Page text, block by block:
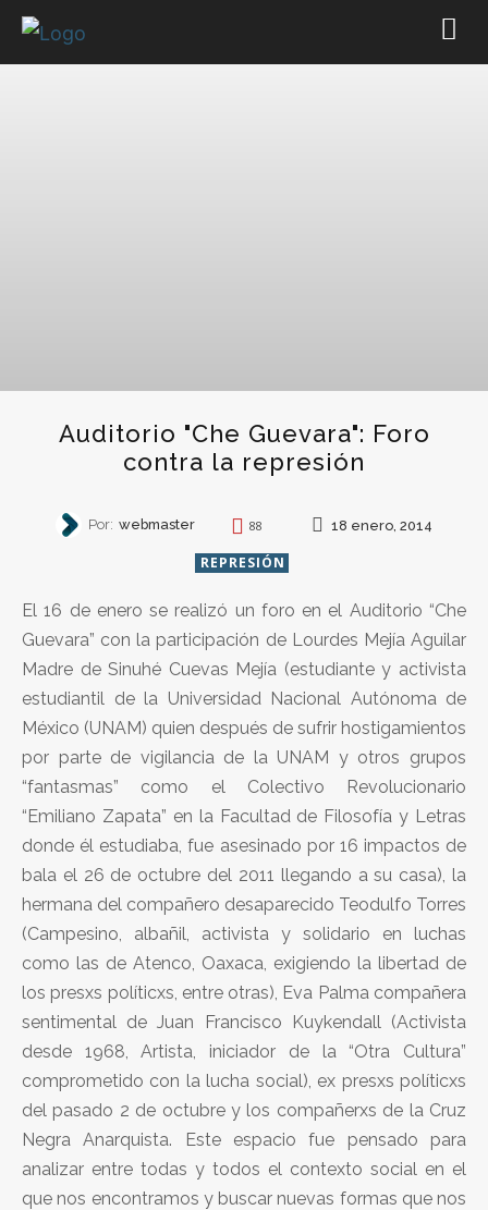
Auditorio "Che Guevara": Foro
contra la represión
Por: webmaster 88 18 enero, 2014
REPRESIÓN
El 16 de enero se realizó un foro en el Auditorio “Che
Guevara” con la participación de Lourdes Mejía Aguilar
Madre de Sinuhé Cuevas Mejía (estudiante y activista
estudiantil de la Universidad Nacional Autónoma de
México (UNAM) quien después de sufrir hostigamientos
por parte de vigilancia de la UNAM y otros grupos
“fantasmas” como el Colectivo Revolucionario
“Emiliano Zapata” en la Facultad de Filosofía y Letras
donde él estudiaba, fue asesinado por 16 impactos de
bala el 26 de octubre del 2011 llegando a su casa), la
hermana del compañero desaparecido Teodulfo Torres
(Campesino, albañil, activista y solidario en luchas
como las de Atenco, Oaxaca, exigiendo la libertad de
los presxs políticxs, entre otras), Eva Palma compañera
sentimental de Juan Francisco Kuykendall (Activista
desde 1968, Artista, iniciador de la “Otra Cultura”
comprometido con la lucha social), ex presxs políticxs
del pasado 2 de octubre y los compañerxs de la Cruz
Negra Anarquista. Este espacio fue pensado para
analizar entre todas y todos el contexto social en el
que nos encontramos y buscar nuevas formas que nos